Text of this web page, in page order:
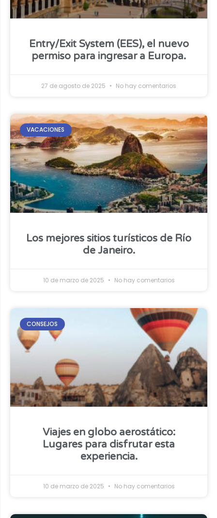
Entry/Exit System (EES), el nuevo
permiso para ingresar a Europa.
27 de agosto de 2025 No hay comentarios
VACACIONES
Los mejores sitios turísticos de Río
de Janeiro.
10 de marzo de 2025 No hay comentarios
CONSEJOS
Viajes en globo aerostático:
Lugares para disfrutar esta
experiencia.
10 de marzo de 2025 No hay comentarios